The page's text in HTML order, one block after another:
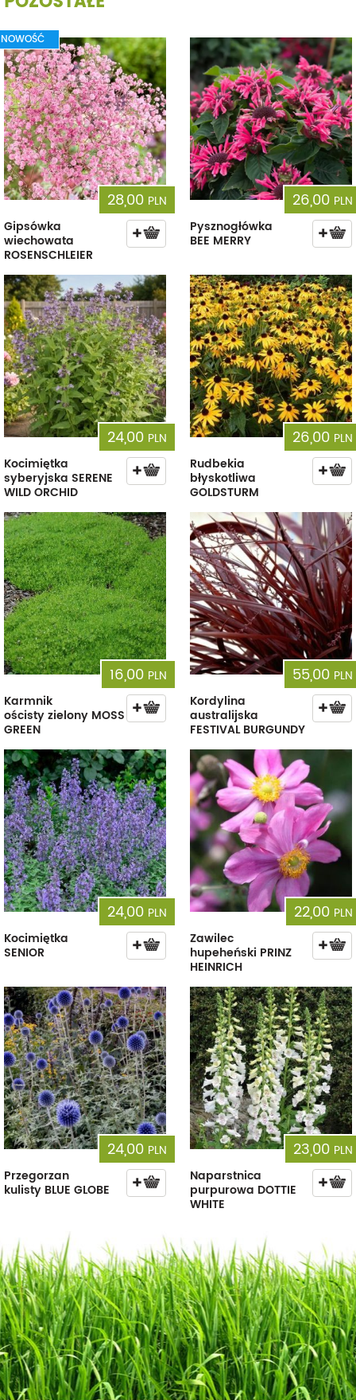
NOWOŚĆ
28,00 PLN
Gipsówka
wiechowata
ROSENSCHLEIER
26,00 PLN
Pysznogłówka
BEE MERRY
24,00 PLN
Kocimiętka
syberyjska SERENE
WILD ORCHID
26,00 PLN
Rudbekia
błyskotliwa
GOLDSTURM
16,00 PLN
Karmnik
ościsty zielony MOSS
GREEN
55,00 PLN
Kordylina
australijska
FESTIVAL BURGUNDY
24,00 PLN
Kocimiętka
SENIOR
22,00 PLN
Zawilec
hupeheński PRINZ
HEINRICH
24,00 PLN
Przegorzan
kulisty BLUE GLOBE
23,00 PLN
Naparstnica
purpurowa DOTTIE
WHITE